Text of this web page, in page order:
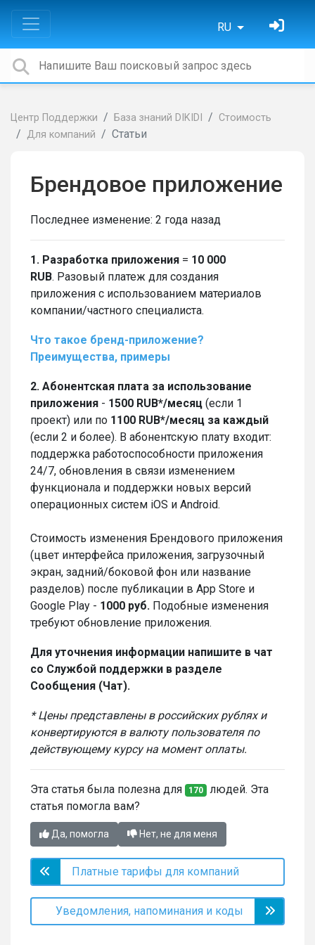
RU
Центр Поддержки База знаний DIKIDI
Стоимость
Для компаний
Статьи
Брендовое приложение
Последнее изменение: 2 года назад
1. Разработка приложения = 10 000
RUB. Разовый платеж для создания
приложения с использованием материалов
компании/частного специалиста.
Что такое бренд-приложение?
Преимущества, примеры
2. Абонентская плата за использование
приложения - 1500 RUB*/месяц (если 1
проект) или по 1100 RUB*/месяц за каждый
(если 2 и более). В абонентскую плату входит:
поддержка работоспособности приложения
24/7, обновления в связи изменением
функционала и поддержки новых версий
операционных систем iOS и Android.
Стоимость изменения Брендового приложения
(цвет интерфейса приложения, загрузочный
экран, задний/боковой фон или название
разделов) после публикации в App Store и
Google Play - 1000 руб. Подобные изменения
требуют обновление приложения.
Для уточнения информации напишите в чат
со Службой поддержки в разделе
Сообщения (Чат).
* Цены представлены в российских рублях и
конвертируются в валюту пользователя по
действующему курсу на момент оплаты.
Эта статья была полезна для 170 людей. Эта
статья помогла вам?
Да, помогла Нет, не для меня
Платные тарифы для компаний
Уведомления, напоминания и коды